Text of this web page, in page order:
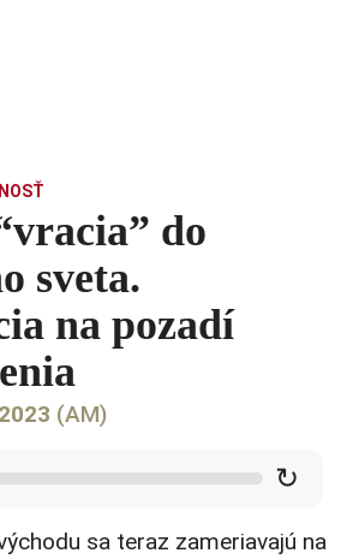
do
sveta.
na pozadí
(AM)
↻
sa teraz zameriavajú na